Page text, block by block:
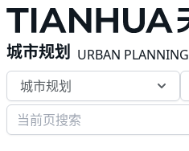
城市规划 URBAN PLANNING
城市规划